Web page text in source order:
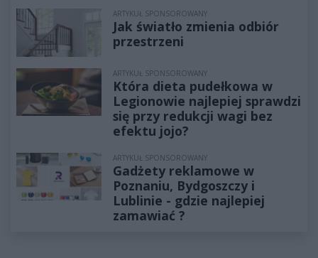
ARTYKUŁ SPONSOROWANY
Jak światło zmienia odbiór
przestrzeni
ARTYKUŁ SPONSOROWANY
Która dieta pudełkowa w
Legionowie najlepiej sprawdzi
się przy redukcji wagi bez
efektu jojo?
ARTYKUŁ SPONSOROWANY
Gadżety reklamowe w
Poznaniu, Bydgoszczy i
Lublinie - gdzie najlepiej
zamawiać ?